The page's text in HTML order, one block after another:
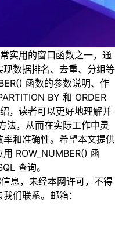
实用的窗口函数之一，通
数据排名、去重、分组等
函数的参数说明、作
BY 和 ORDER
，读者可以更好地理解并
法，从而在实际工作中灵
和准确性。希望本文提供
ROW_NUMBER() 函
查询。
息，未经本网许可，不得
们联系。邮箱：